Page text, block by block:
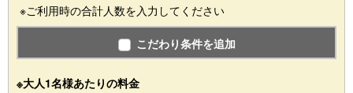
※ご利用時の合計人数を入力してください
こだわり条件を追加
※大人1名様あたりの料金